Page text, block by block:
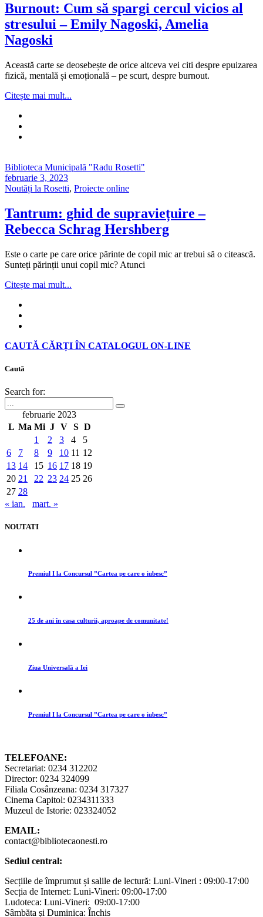
Burnout: Cum să spargi cercul vicios al
stresului – Emily Nagoski, Amelia
Nagoski
Această carte se deosebește de orice altceva vei citi despre epuizarea
fizică, mentală și emoțională – pe scurt, despre burnout.
Citește mai mult...
Biblioteca Municipală "Radu Rosetti"
februarie 3, 2023
Noutăți la Rosetti, Proiecte online
Tantrum: ghid de supraviețuire –
Rebecca Schrag Hershberg
Este o carte pe care orice părinte de copil mic ar trebui să o citească.
Sunteți părinții unui copil mic? Atunci
Citește mai mult...
CAUTĂ CĂRȚI ÎN CATALOGUL ON-LINE
Caută
Search for:
februarie 2023
L Ma Mi J V S D
1
2 3 4
5
6
7 8 9 10 11 12
13 14 15 16 17 18 19
20 21 22 23 24 25 26
27 28
« ian.
mart. »
NOUTATI
Premiul I la Concursul ”Cartea pe care o iubesc”
25 de ani în casa culturii, aproape de comunitate!
Ziua Universală a Iei
Premiul I la Concursul ”Cartea pe care o iubesc”
TELEFOANE:
Secretariat: 0234 312202
Director: 0234 324099
Filiala Cosânzeana: 0234 317327
Cinema Capitol: 0234311333
Muzeul de Istorie: 023324052
EMAIL:
contact@bibliotecaonesti.ro
Sediul central:
Secțiile de împrumut și salile de lectură: Luni-Vineri : 09:00-17:00
Secția de Internet: Luni-Vineri: 09:00-17:00
Ludoteca: Luni-Vineri: 09:00-17:00
Sâmbăta și Duminica: Închis